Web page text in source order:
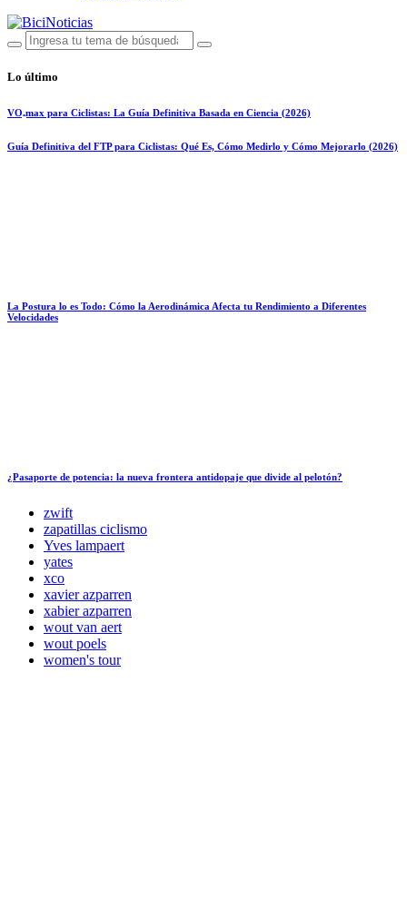
Lo último
VO₂max para Ciclistas: La Guía Definitiva Basada en Ciencia (2026)
Guía Definitiva del FTP para Ciclistas: Qué Es, Cómo Medirlo y Cómo Mejorarlo (2026)
La Postura lo es Todo: Cómo la Aerodinámica Afecta tu Rendimiento a Diferentes
Velocidades
¿Pasaporte de potencia: la nueva frontera antidopaje que divide al pelotón?
zwift
zapatillas ciclismo
Yves lampaert
yates
xco
xavier azparren
xabier azparren
wout van aert
wout poels
women's tour